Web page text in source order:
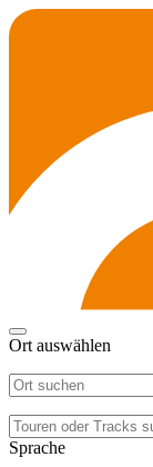
Ort auswählen
Sprache